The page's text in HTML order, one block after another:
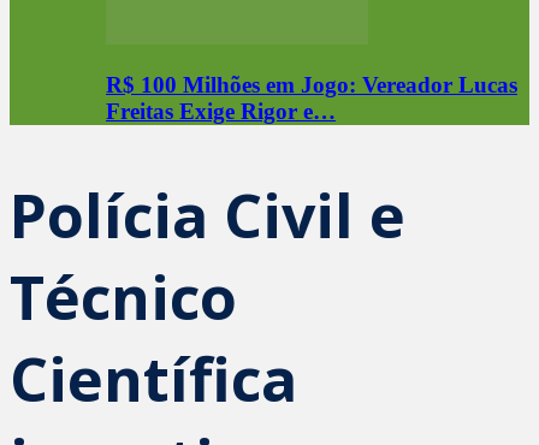
R$ 100 Milhões em Jogo: Vereador Lucas
Freitas Exige Rigor e…
Polícia Civil e
Técnico
Científica